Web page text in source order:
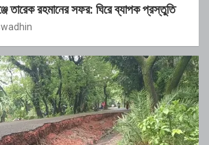
তারেক রহমানের সফর: ঘিরে ব্যাপক প্রস্তুতি